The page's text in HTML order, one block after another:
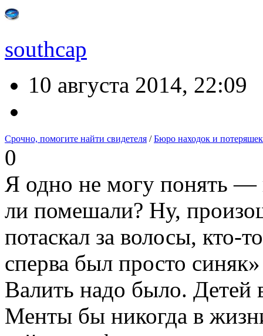
southcap
10 августа 2014, 22:09
Срочно, помогите найти свидетеля /Бюро находок и потеряшек
0
Я одно не могу понять —
ли помешали? Ну,
потаскал за волосы, кто-
сперва был просто
Валить надо было. Детей
Менты бы никогда в